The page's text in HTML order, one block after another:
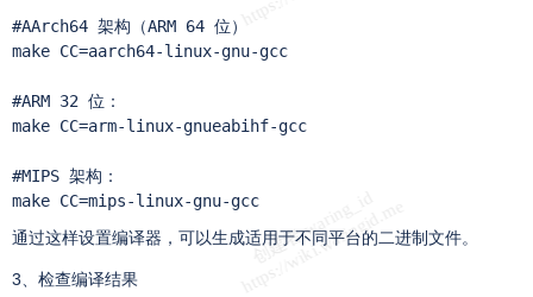
#AArch64 架构（ARM 64 位）
make CC=aarch64-linux-gnu-gcc
#ARM 32 位：
make CC=arm-linux-gnueabihf-gcc
#MIPS 架构：
make CC=mips-linux-gnu-gcc
通过这样设置编译器，可以生成适用于不同平台的二进制文件。
3、检查编译结果